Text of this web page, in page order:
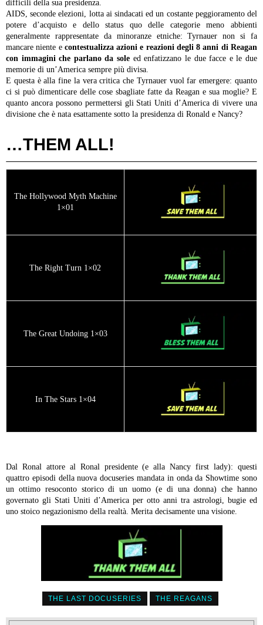
difficili della sua presidenza.
AIDS, seconde elezioni, lotta ai sindacati ed un costante peggioramento del
potere d’acquisto e dello status quo delle categorie meno abbienti
generalmente rappresentate da minoranze etniche: Tyrnauer non si fa
mancare niente e contestualizza azioni e reazioni degli 8 anni di Reagan
con immagini che parlano da sole ed enfatizzano le due facce e le due
memorie di un’America sempre più divisa.
E questa è alla fine la vera critica che Tyrnauer vuol far emergere: quanto
ci si può dimenticare delle cose sbagliate fatte da Reagan e sua moglie? E
quanto ancora possono permettersi gli Stati Uniti d’America di vivere una
divisione che è nata esattamente sotto la presidenza di Ronald e Nancy?
…THEM ALL!
The Hollywood Myth Machine
1×01
The Right Turn 1×02
The Great Undoing 1×03
In The Stars 1×04
Dal Ronal attore al Ronal presidente (e alla Nancy first lady): questi
quattro episodi della nuova docuseries mandata in onda da Showtime sono
un ottimo resoconto storico di un uomo (e di una donna) che hanno
governato gli Stati Uniti d’America per otto anni tra astrologi, bugie ed
uno stoico negazionismo della realtà. Merita decisamente una visione.
THE LAST DOCUSERIES THE REAGANS